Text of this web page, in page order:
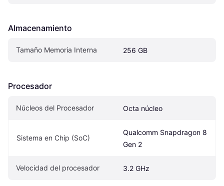
Almacenamiento
Tamaño Memoria Interna 256 GB
Procesador
Núcleos del Procesador Octa núcleo
Sistema en Chip (SoC)
Qualcomm Snapdragon 8
Gen 2
Velocidad del procesador 3.2 GHz